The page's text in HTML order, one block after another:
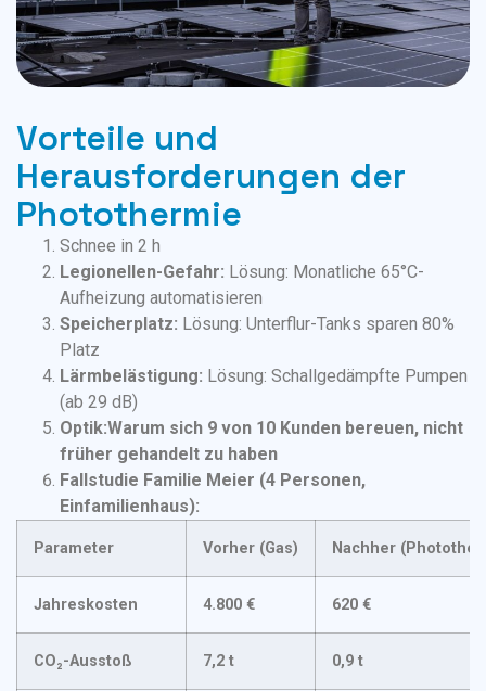
Vorteile und
Herausforderungen der
Photothermie
Schnee in 2 h
Legionellen-Gefahr: Lösung: Monatliche 65°C-
Aufheizung automatisieren
Speicherplatz: Lösung: Unterflur-Tanks sparen 80%
Platz
Lärmbelästigung: Lösung: Schallgedämpfte Pumpen
(ab 29 dB)
Optik:Warum sich 9 von 10 Kunden bereuen, nicht
früher gehandelt zu haben
Fallstudie Familie Meier (4 Personen,
Einfamilienhaus):
Parameter Vorher (Gas) Nachher
Jahreskosten 4.800 € 620 €
CO₂-Ausstoß 7,2 t 0,9 t